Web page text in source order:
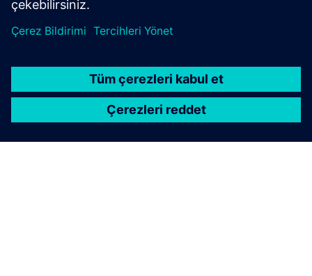
Kamu ağından bağımsız kalın ve fazla enerjiyi geri
besleyerek gelir elde edin.